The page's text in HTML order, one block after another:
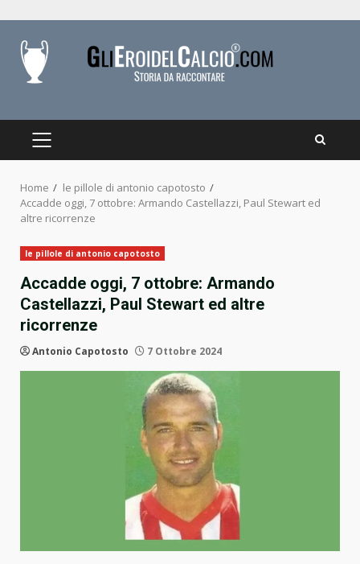
content
PRIMARY
Home
le pillole di antonio capotosto
Accadde oggi, 7 ottobre: Armando Castellazzi, Paul Stewart ed
altre ricorrenze
le pillole di antonio capotosto
Accadde oggi, 7 ottobre: Armando
Castellazzi, Paul Stewart ed altre
ricorrenze
Antonio Capotosto 7 Ottobre 2024